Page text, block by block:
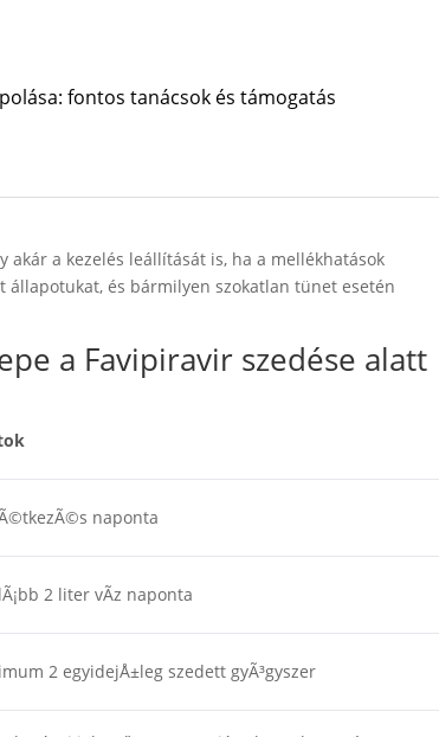
fontos tanácsok és támogatás
akár a kezelés leállítását is, ha a mellékhatások
állapotukat, és bármilyen szokatlan tünet esetén
a Favipiravir szedése alatt
naponta
2 liter vÃ­z naponta
2 egyidejÅ±leg szedett gyÃ³gyszer